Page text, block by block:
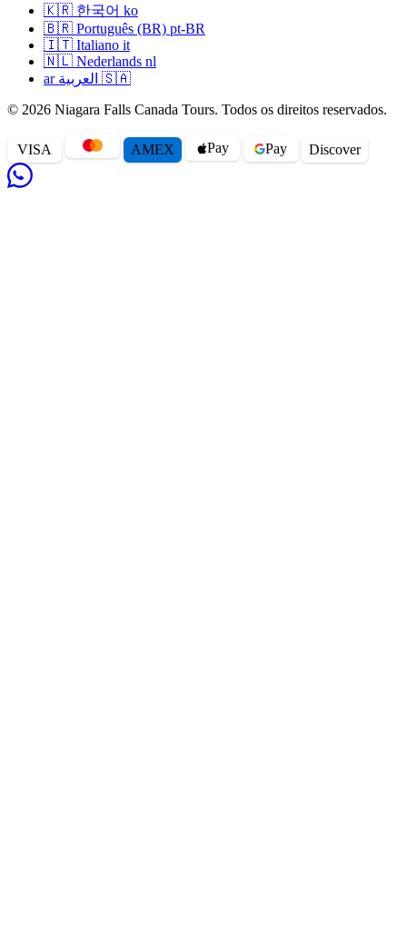
🇰🇷 한국어 ko
🇧🇷 Português (BR) pt-BR
🇮🇹 Italiano it
🇳🇱 Nederlands nl
🇸🇦 العربية ar
© 2026 Niagara Falls Canada Tours. Todos os direitos reservados.
VISA AMEX Pay Pay Discover